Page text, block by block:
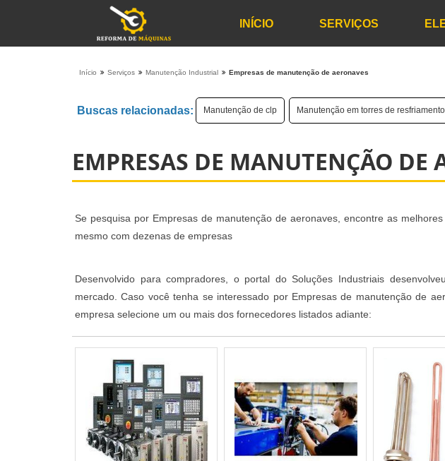
INÍCIO SERVIÇOS
Início Serviços Manutenção Industrial Empresas de manutenção de aeronaves
Buscas relacionadas: Manutenção de clp Manutenção em torres de resfriamento
EMPRESAS DE MANUTENÇÃO DE
Se pesquisa por Empresas de manutenção de aeronaves, encontre as
mesmo com dezenas de empresas
Desenvolvido para compradores, o portal do Soluções Industriais
mercado. Caso você tenha se interessado por Empresas de manutenção de
empresa selecione um ou mais dos fornecedores listados adiante: